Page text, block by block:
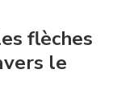
flèches
le